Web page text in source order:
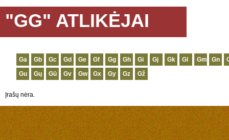
"GG" ATLIKĖJAI
Ga Gb Gc Gd Ge Gf Gg Gh Gi Gj Gk Gl Gm Gn
Gu
Gų Gū Gv Gw Gx Gy Gz Gž
Įrašų nėra.